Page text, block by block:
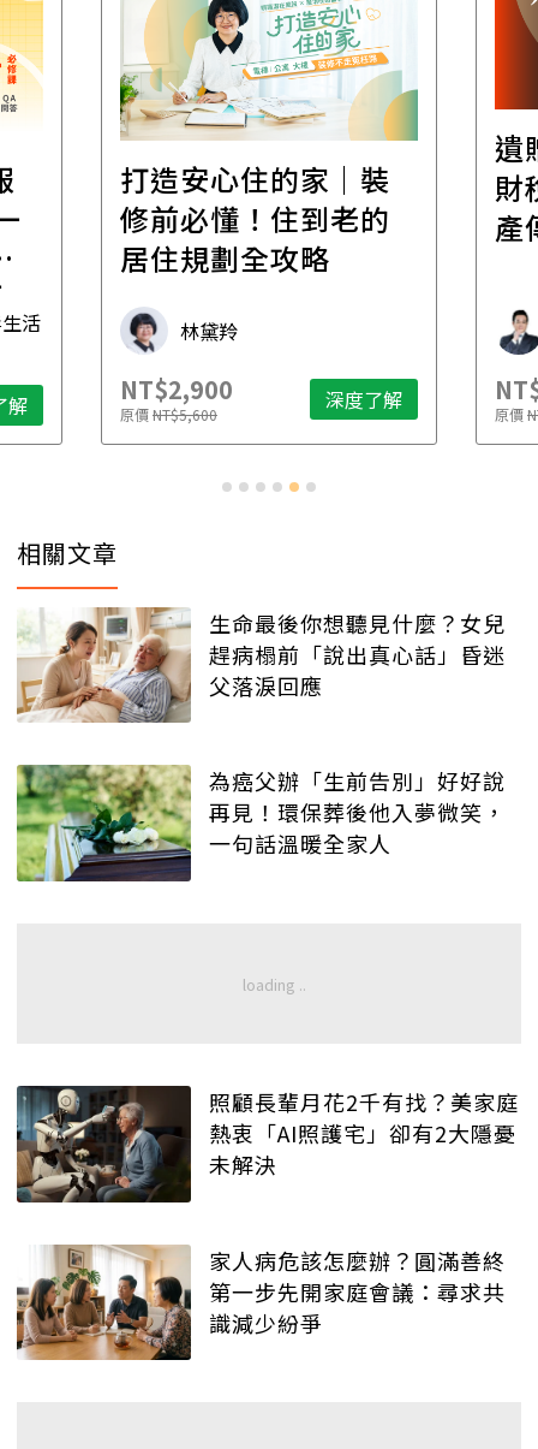
活
解
打造安心住的家｜裝
修前必懂！住到老的
居住規劃全攻略
林黛羚
NT$2,900
原價NT$5,600 深度了解
遺
財
產
原價
相關文章
生命最後你想聽見什麼？女兒
趕病榻前「說出真心話」昏迷
父落淚回應
為癌父辦「生前告別」好好說
再見！環保葬後他入夢微笑，
一句話溫暖全家人
照顧長輩月花2千有找？美家庭
熱衷「AI照護宅」卻有2大隱憂
未解決
家人病危該怎麼辦？圓滿善終
第一步先開家庭會議：尋求共
識減少紛爭